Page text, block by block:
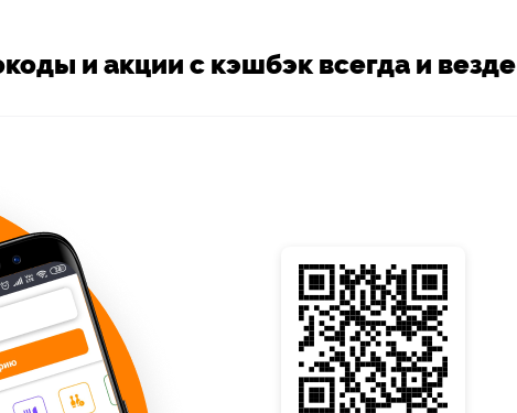
и акции с кэшбэк всегда и везде